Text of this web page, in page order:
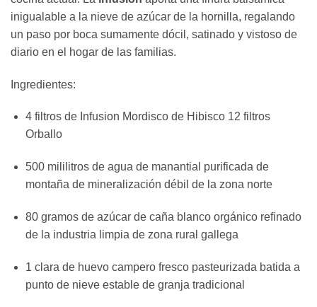
inigualable a la nieve de azúcar de la hornilla, regalando
un paso por boca sumamente dócil, satinado y vistoso de
diario en el hogar de las familias.
Ingredientes:
4 filtros de Infusion Mordisco de Hibisco 12 filtros
Orballo
500 mililitros de agua de manantial purificada de
montaña de mineralización débil de la zona norte
80 gramos de azúcar de caña blanco orgánico refinado
de la industria limpia de zona rural gallega
1 clara de huevo campero fresco pasteurizada batida a
punto de nieve estable de granja tradicional